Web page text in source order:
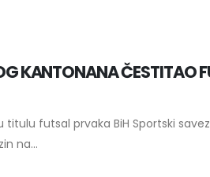
KANTONANA ČESTITAO
futsal prvaka BiH Sportski
na...